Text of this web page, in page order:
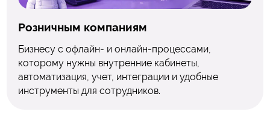
Розничным компаниям
Бизнесу с офлайн- и онлайн-процессами,
которому нужны внутренние кабинеты,
автоматизация, учет, интеграции и удобные
инструменты для сотрудников.